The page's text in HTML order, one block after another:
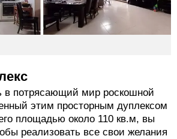
в потрясающий мир роскошной
этим просторным дуплексом
площадью около 110 кв.м, вы
реализовать все свои желания